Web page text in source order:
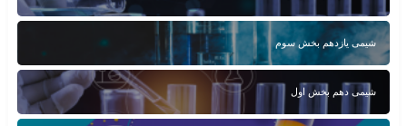
شیمی یازدهم بخش سوم
شیمی دهم بخش اول